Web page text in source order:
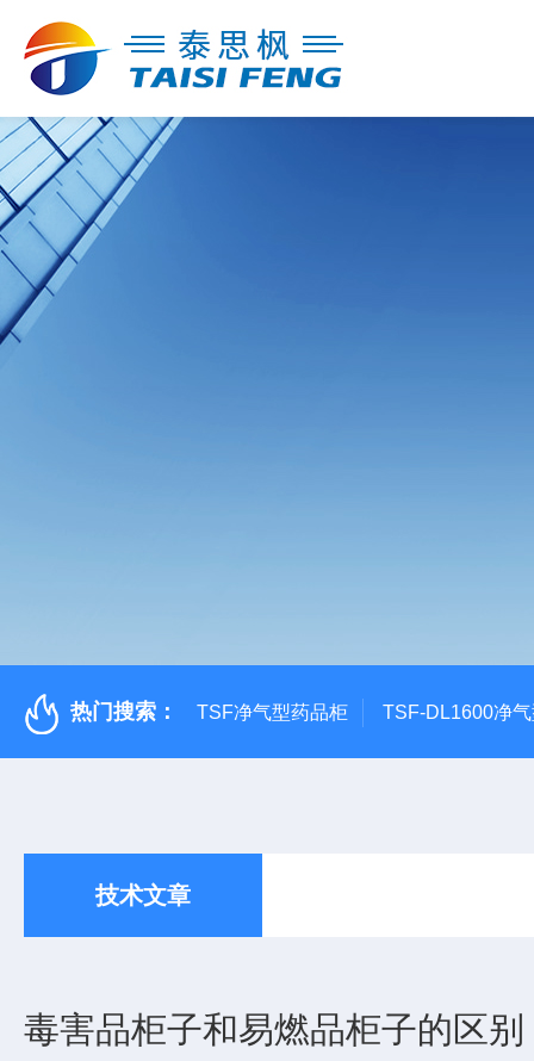
热门搜索： TSF净气型药品柜 TSF-DL1600净
技术文章
毒害品柜子和易燃品柜子的区别